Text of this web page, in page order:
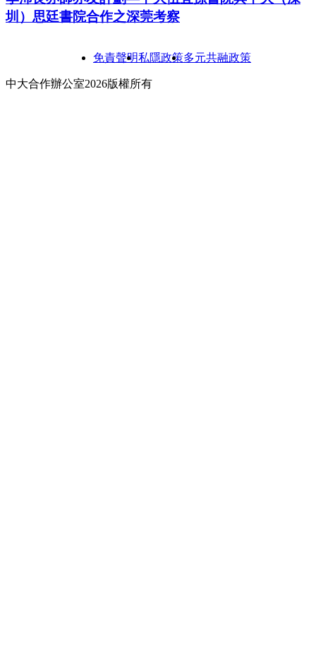
圳）思廷書院合作之深莞考察
免責聲明私隱政策多元共融政策
中大合作辦公室2026版權所有